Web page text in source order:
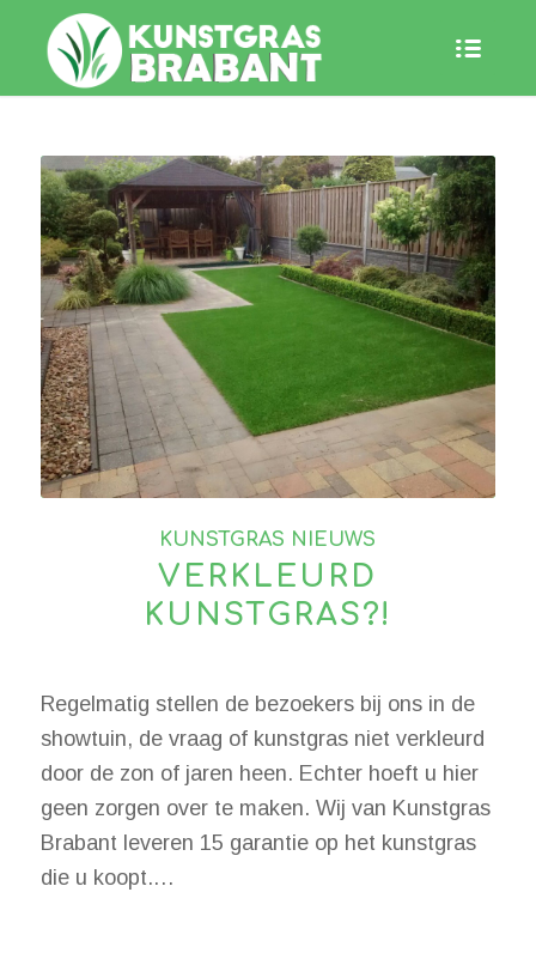
KUNSTGRAS NIEUWS
VERKLEURD
KUNSTGRAS?!
Regelmatig stellen de bezoekers bij ons in de
showtuin, de vraag of kunstgras niet verkleurd
door de zon of jaren heen. Echter hoeft u hier
geen zorgen over te maken. Wij van Kunstgras
Brabant leveren 15 garantie op het kunstgras
die u koopt.…